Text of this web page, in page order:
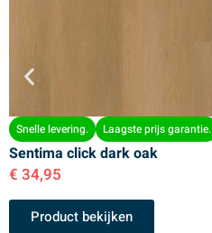
Snelle levering. Laagste prijs garantie.
Sentima click dark oak
€ 34,95
Product bekijken